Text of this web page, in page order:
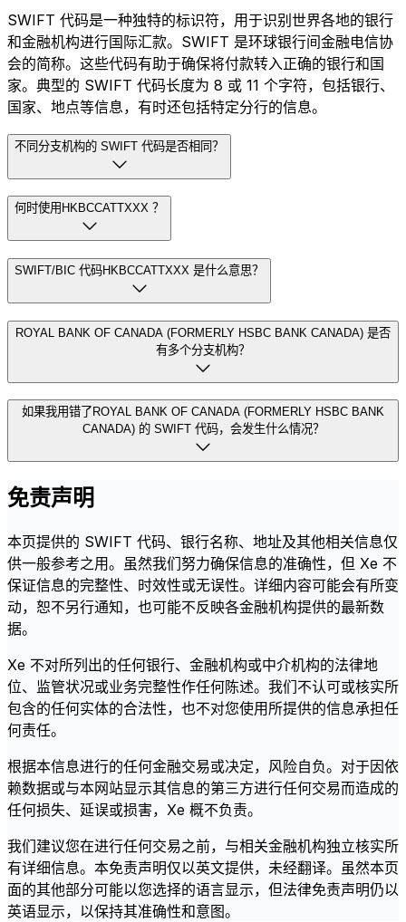
SWIFT 代码是一种独特的标识符，用于识别世界各地的银行
和金融机构进行国际汇款。SWIFT 是环球银行间金融电信协
会的简称。这些代码有助于确保将付款转入正确的银行和国
家。典型的 SWIFT 代码长度为 8 或 11 个字符，包括银行、
国家、地点等信息，有时还包括特定分行的信息。
不同分支机构的 SWIFT 代码是否相同？
何时使用HKBCCATTXXX ？
SWIFT/BIC 代码HKBCCATTXXX 是什么意思？
ROYAL BANK OF CANADA (FORMERLY HSBC BANK CANADA) 是否
有多个分支机构？
如果我用错了ROYAL BANK OF CANADA (FORMERLY HSBC BANK
CANADA) 的 SWIFT 代码，会发生什么情况？
免责声明
本页提供的 SWIFT 代码、银行名称、地址及其他相关信息仅
供一般参考之用。虽然我们努力确保信息的准确性，但 Xe 不
保证信息的完整性、时效性或无误性。详细内容可能会有所变
动，恕不另行通知，也可能不反映各金融机构提供的最新数
据。
Xe 不对所列出的任何银行、金融机构或中介机构的法律地
位、监管状况或业务完整性作任何陈述。我们不认可或核实所
包含的任何实体的合法性，也不对您使用所提供的信息承担任
何责任。
根据本信息进行的任何金融交易或决定，风险自负。对于因依
赖数据或与本网站显示其信息的第三方进行任何交易而造成的
任何损失、延误或损害，Xe 概不负责。
我们建议您在进行任何交易之前，与相关金融机构独立核实所
有详细信息。本免责声明仅以英文提供，未经翻译。虽然本页
面的其他部分可能以您选择的语言显示，但法律免责声明仍以
英语显示，以保持其准确性和意图。